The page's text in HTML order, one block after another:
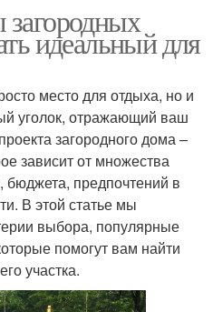
идеальный для
место для отдыха, но и
уголок, отражающий ваш
загородного дома –
зависит от множества
бюджета, предпочтений в
В этой статье мы
выбора, популярные
помогут вам найти
участка.